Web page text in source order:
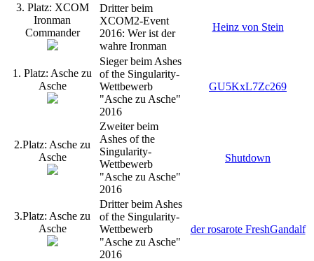
3. Platz: XCOM
Ironman
Commander
Dritter beim
XCOM2-Event
2016: Wer ist der
wahre Ironman
Heinz von Stein
1. Platz: Asche zu
Asche
Sieger beim Ashes
of the Singularity-
Wettbewerb
"Asche zu Asche"
2016
GU5KxL7Zc269
2.Platz: Asche zu
Asche
Zweiter beim
Ashes of the
Singularity-
Wettbewerb
"Asche zu Asche"
2016
Shutdown
3.Platz: Asche zu
Asche
Dritter beim Ashes
of the Singularity-
Wettbewerb
"Asche zu Asche"
2016
der rosarote FreshGandalf